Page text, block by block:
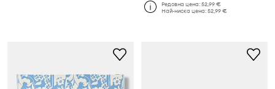
Редовна цена:52,99 €
Най-ниска цена:52,99 €